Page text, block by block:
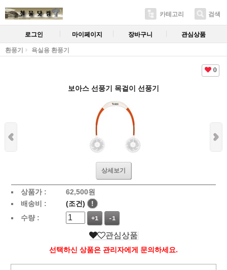
카테고리 검색
로그인 마이페이지 장바구니 관심상품
환풍기 욕실용 환풍기
0
보아스 선풍기 목걸이 선풍기
상세보기
상품가 : 62,500원
배송비 :
(조건)
!
수량 :
+1 -1
관심상품
선택하신 상품은 관리자에게 문의하세요.